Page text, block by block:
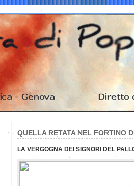
QUELLA RETATA NEL FORTINO
LA VERGOGNA DEI SIGNORI DEL